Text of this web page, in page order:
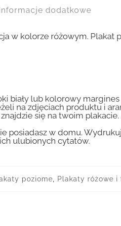
dodatkowe
w kolorze różowym. Plakat
biały lub kolorowy
na zdjęciach produktu i
się na twoim
posiadasz w domu.
ulubionych cytatów.
poziome Plakaty różowe i